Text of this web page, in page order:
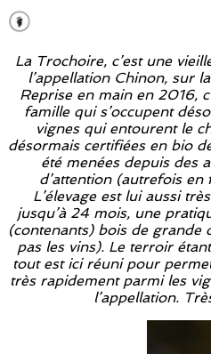
La Trochoire, c’est une
l’appellation Chinon, sur
Reprise en main en 2016,
famille qui s’occupent
vignes qui entourent le
désormais certifiées en bio
été menées depuis des
d’attention (autrefois en
L’élevage est lui aussi
jusqu’à 24 mois, une
(contenants) bois de grande
pas les vins). Le terroir
tout est ici réuni pour
très rapidement parmi les
l’appellation.